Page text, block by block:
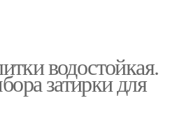
водостойкая.
затирки для